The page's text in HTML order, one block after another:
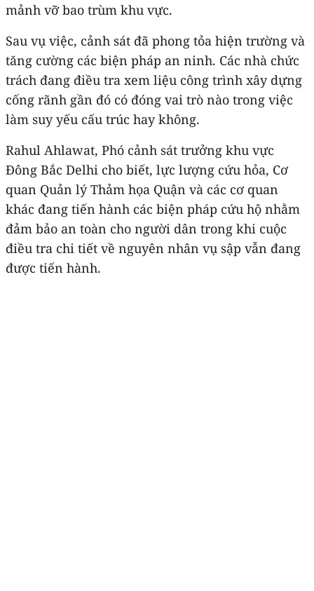
mảnh vỡ bao trùm khu vực.
Sau vụ việc, cảnh sát đã phong tỏa hiện trường và
tăng cường các biện pháp an ninh. Các nhà chức
trách đang điều tra xem liệu công trình xây dựng
cống rãnh gần đó có đóng vai trò nào trong việc
làm suy yếu cấu trúc hay không.
Rahul Ahlawat, Phó cảnh sát trưởng khu vực
Đông Bắc Delhi cho biết, lực lượng cứu hỏa, Cơ
quan Quản lý Thảm họa Quận và các cơ quan
khác đang tiến hành các biện pháp cứu hộ nhằm
đảm bảo an toàn cho người dân trong khi cuộc
điều tra chi tiết về nguyên nhân vụ sập vẫn đang
được tiến hành.